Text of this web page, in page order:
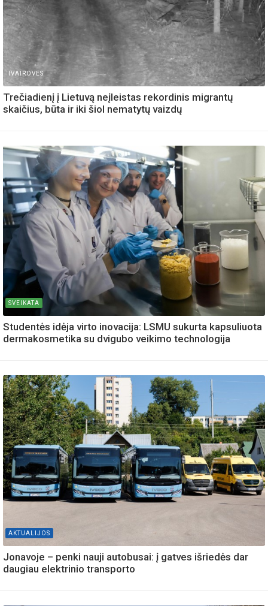
IVAIROVES
Trečiadienį į Lietuvą neįleistas rekordinis migrantų
skaičius, būta ir iki šiol nematytų vaizdų
SVEIKATA
Studentės idėja virto inovacija: LSMU sukurta kapsuliuota
dermakosmetika su dvigubo veikimo technologija
AKTUALIJOS
Jonavoje – penki nauji autobusai: į gatves išriedės dar
daugiau elektrinio transporto